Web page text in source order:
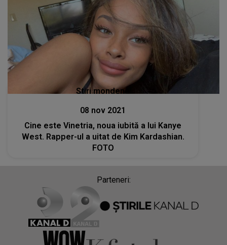
Stiri mondene
08 nov 2021
Cine este Vinetria, noua iubită a lui Kanye
West. Rapper-ul a uitat de Kim Kardashian.
FOTO
Parteneri: